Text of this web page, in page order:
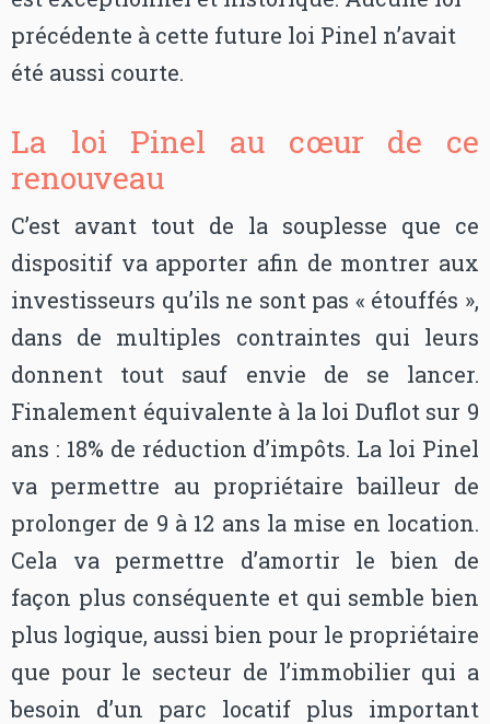
précédente à cette future loi Pinel n’avait
été aussi courte.
La loi Pinel au cœur de ce
renouveau
C’est avant tout de la souplesse que ce
dispositif va apporter afin de montrer aux
investisseurs qu’ils ne sont pas « étouffés »,
dans de multiples contraintes qui leurs
donnent tout sauf envie de se lancer.
Finalement équivalente à la loi Duflot sur 9
ans : 18% de réduction d’impôts. La loi Pinel
va permettre au propriétaire bailleur de
prolonger de 9 à 12 ans la mise en location.
Cela va permettre d’amortir le bien de
façon plus conséquente et qui semble bien
plus logique, aussi bien pour le propriétaire
que pour le secteur de l’immobilier qui a
besoin d’un parc locatif plus important